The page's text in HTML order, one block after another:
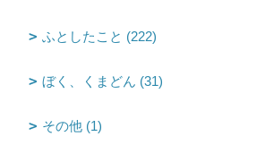
ふとしたこと (222)
ぼく、くまどん (31)
その他 (1)